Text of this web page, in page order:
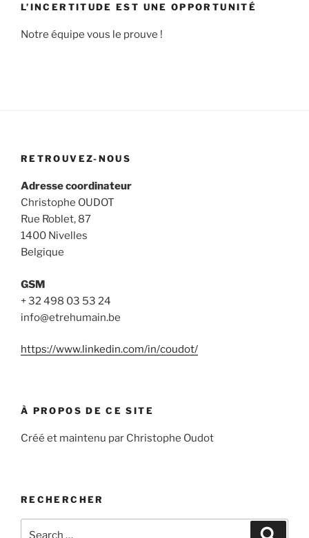
L’INCERTITUDE EST UNE OPPORTUNITÉ
Notre équipe vous le prouve !
RETROUVEZ-NOUS
Adresse coordinateur
Christophe OUDOT
Rue Roblet, 87
1400 Nivelles
Belgique
GSM
+ 32 498 03 53 24
info@etrehumain.be
https://www.linkedin.com/in/coudot/
À PROPOS DE CE SITE
Créé et maintenu par Christophe Oudot
RECHERCHER